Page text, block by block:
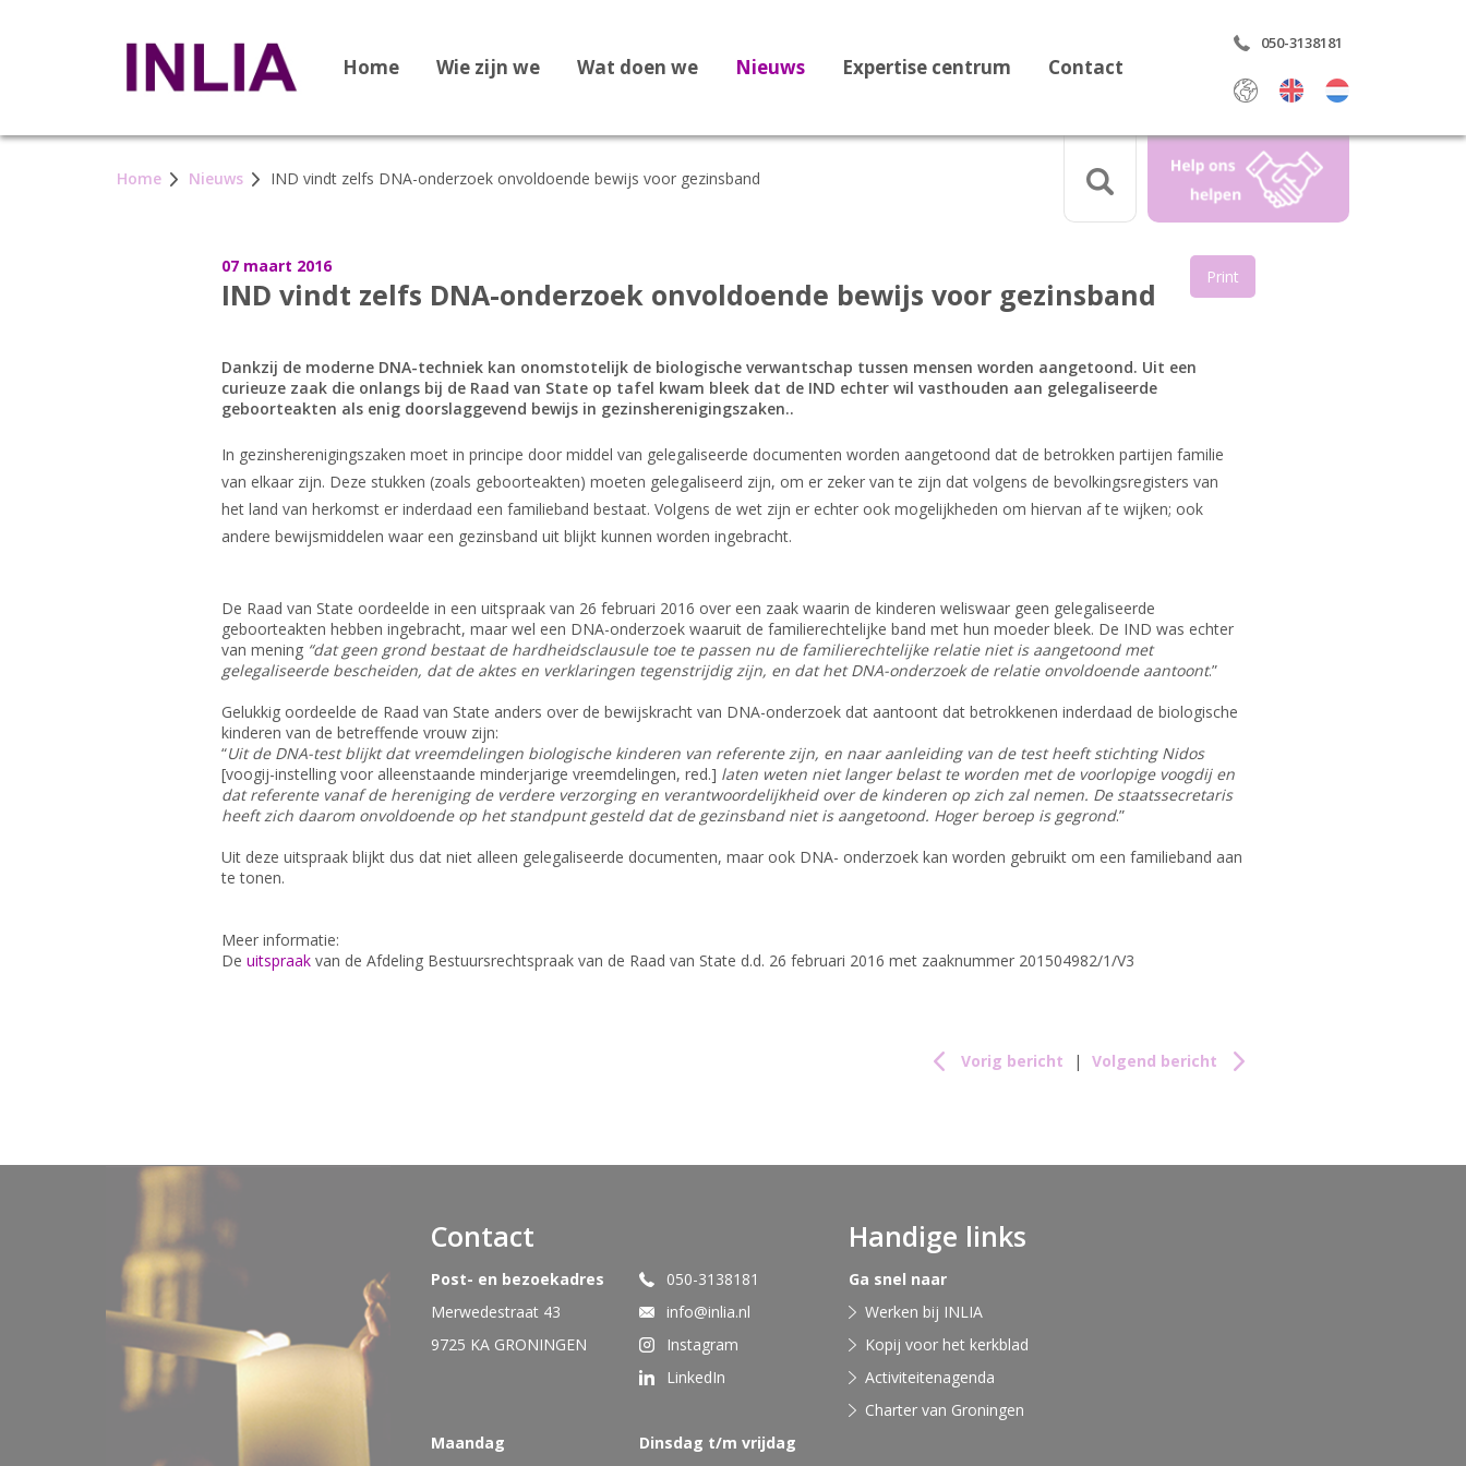
Home Wie zijn we Wat doen we Nieuws Expertise centrum
Dossier Bekeringen
Dossier 1F Vluchtelingenverdrag
Dossier Afghanistan
Dossier Somalië
Contact
050-3138181
Select Language
Home Nieuws IND vindt zelfs DNA-onderzoek onvoldoende bewijs voor gezinsband
07 maart 2016
IND vindt zelfs DNA-onderzoek onvoldoende bewijs voor gezinsband Print
Dankzij de moderne DNA-techniek kan onomstotelijk de biologische verwantschap tussen mensen worden aangetoond. Uit een
curieuze zaak die onlangs bij de Raad van State op tafel kwam bleek dat de IND echter wil vasthouden aan gelegaliseerde
geboorteakten als enig doorslaggevend bewijs in gezinsherenigingszaken..
In gezinsherenigingszaken moet in principe door middel van gelegaliseerde documenten worden aangetoond dat de betrokken partijen familie
van elkaar zijn. Deze stukken (zoals geboorteakten) moeten gelegaliseerd zijn, om er zeker van te zijn dat volgens de bevolkingsregisters van
het land van herkomst er inderdaad een familieband bestaat. Volgens de wet zijn er echter ook mogelijkheden om hiervan af te wijken; ook
andere bewijsmiddelen waar een gezinsband uit blijkt kunnen worden ingebracht.
De Raad van State oordeelde in een uitspraak van 26 februari 2016 over een zaak waarin de kinderen weliswaar geen gelegaliseerde
geboorteakten hebben ingebracht, maar wel een DNA-onderzoek waaruit de familierechtelijke band met hun moeder bleek. De IND was echter
van mening “dat geen grond bestaat de hardheidsclausule toe te passen nu de familierechtelijke relatie niet is aangetoond met
gelegaliseerde bescheiden, dat de aktes en verklaringen tegenstrijdig zijn, en dat het DNA-onderzoek de relatie onvoldoende aantoont.”
Gelukkig oordeelde de Raad van State anders over de bewijskracht van DNA-onderzoek dat aantoont dat betrokkenen inderdaad de biologische
kinderen van de betreffende vrouw zijn:
“Uit de DNA-test blijkt dat vreemdelingen biologische kinderen van referente zijn, en naar aanleiding van de test heeft stichting Nidos
[voogij-instelling voor alleenstaande minderjarige vreemdelingen, red.] laten weten niet langer belast te worden met de voorlopige voogdij en
dat referente vanaf de hereniging de verdere verzorging en verantwoordelijkheid over de kinderen op zich zal nemen. De staatssecretaris
heeft zich daarom onvoldoende op het standpunt gesteld dat de gezinsband niet is aangetoond. Hoger beroep is gegrond.”
Uit deze uitspraak blijkt dus dat niet alleen gelegaliseerde documenten, maar ook DNA- onderzoek kan worden gebruikt om een familieband aan
te tonen.
Meer informatie:
De uitspraakvan de Afdeling Bestuursrechtspraak van de Raad van State d.d. 26 februari 2016 met zaaknummer 201504982/1/V3
Vorig bericht | Volgend bericht
Contact
Post- en bezoekadres
Merwedestraat 43
9725 KA GRONINGEN
050-3138181
info@inlia.nl
Instagram
LinkedIn
Maandag
Dinsdag t/m vrijdag
Handige links
Ga snel naar
Werken bij INLIA
Kopij voor het kerkblad
Activiteitenagenda
Charter van Groningen